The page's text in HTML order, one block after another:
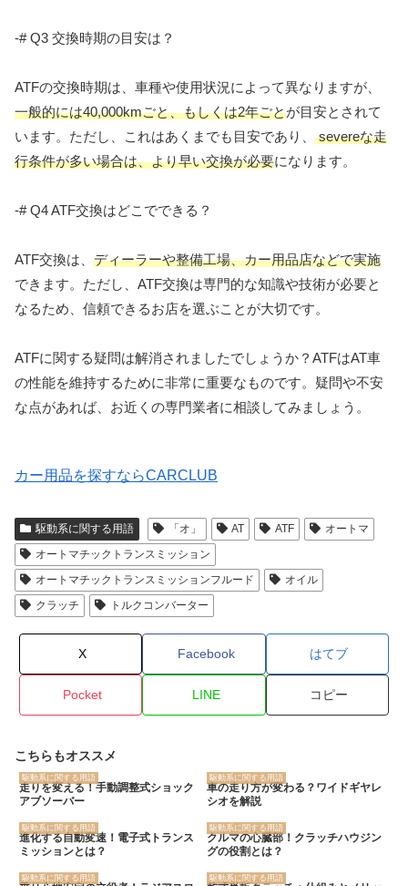
-# Q3 交換時期の目安は？
ATFの交換時期は、車種や使用状況によって異なりますが、
一般的には40,000kmごと、もしくは2年ごとが目安とされて
います。ただし、これはあくまでも目安であり、 severeな走
行条件が多い場合は、より早い交換が必要になります。
-# Q4 ATF交換はどこでできる？
ATF交換は、 ディーラーや整備工場、カー用品店などで実施
できます。ただし、ATF交換は専門的な知識や技術が必要と
なるため、信頼できるお店を選ぶことが大切です。
ATFに関する疑問は解消されましたでしょうか？ATFはAT車
の性能を維持するために非常に重要なものです。疑問や不安
な点があれば、お近くの専門業者に相談してみましょう。
カー用品を探すならCARCLUB
駆動系に関する用語 「オ」 AT ATF
オートマ
オートマチックトランスミッション
オートマチックトランスミッションフルード
オイル
クラッチ
トルクコンバーター
X Facebook はてブ
Pocket LINE コピー
こちらもオススメ
駆動系に関する用語
走りを変える！手動調整式ショック
アブソーバー
駆動系に関する用語
車の走り方が変わる？ワイドギヤレ
シオを解説
駆動系に関する用語
進化する自動変速！電子式トランス
ミッションとは？
駆動系に関する用語
クルマの心臓部！クラッチハウジン
グの役割とは？
駆動系に関する用語 駆動系に関する用語